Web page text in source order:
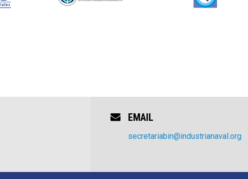
EMAIL
secretariabin@industrianaval.org